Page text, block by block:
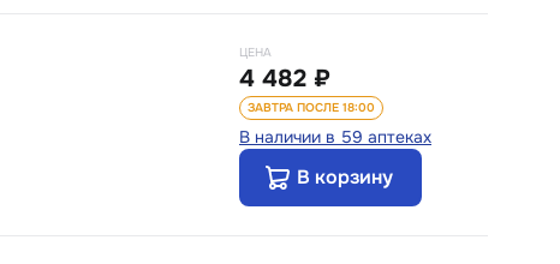
ЦЕНА
4 482 ₽
ЗАВТРА ПОСЛЕ 18:00
В наличии в 59 аптеках
В корзину